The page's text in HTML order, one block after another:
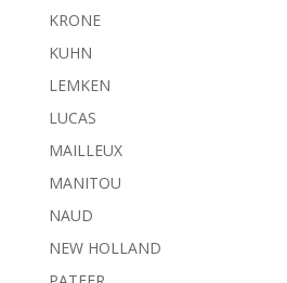
KRONE
KUHN
LEMKEN
LUCAS
MAILLEUX
MANITOU
NAUD
NEW HOLLAND